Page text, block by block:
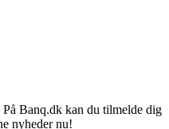
Banq.dk kan du tilmelde dig
nyheder nu!